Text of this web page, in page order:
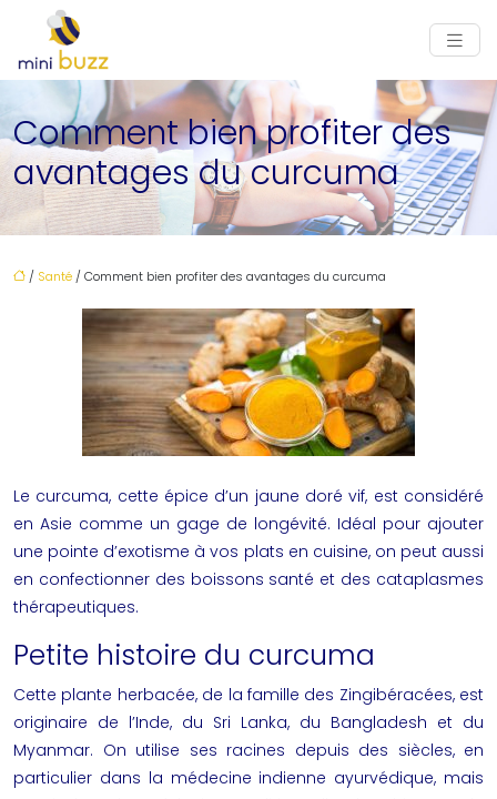
Comment bien profiter des
avantages du curcuma
/ Santé / Comment bien profiter des avantages du curcuma
Le curcuma, cette épice d’un jaune doré vif, est considéré
en Asie comme un gage de longévité. Idéal pour ajouter
une pointe d’exotisme à vos plats en cuisine, on peut aussi
en confectionner des boissons santé et des cataplasmes
thérapeutiques.
Petite histoire du curcuma
Cette plante herbacée, de la famille des Zingibéracées, est
originaire de l’Inde, du Sri Lanka, du Bangladesh et du
Myanmar. On utilise ses racines depuis des siècles, en
particulier dans la médecine indienne ayurvédique, mais